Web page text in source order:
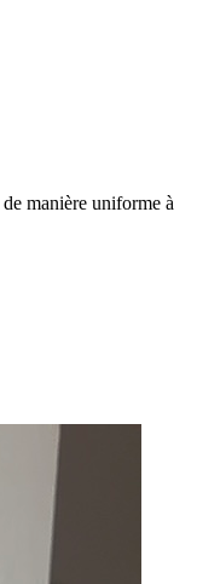
de manière uniforme à